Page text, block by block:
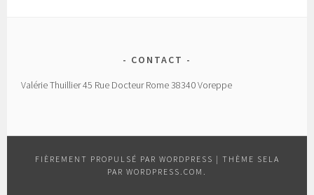
CONTACT
Valérie Thuillier 45 Rue Docteur Rome 38340 Voreppe
FIÈREMENT PROPULSÉ PAR WORDPRESS | THÈME SELA
PAR WORDPRESS.COM